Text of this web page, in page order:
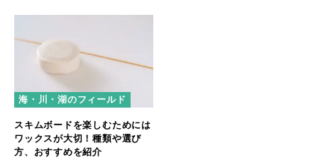
海・川・湖のフィールド
スキムボードを楽しむためには
ワックスが大切！種類や選び
方、おすすめを紹介